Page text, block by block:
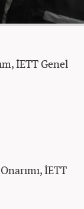
İETT Genel
İETT